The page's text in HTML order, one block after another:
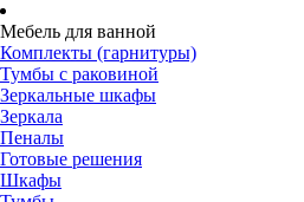
Мебель для ванной
Комплекты (гарнитуры)
Тумбы с раковиной
Зеркальные шкафы
Зеркала
Пеналы
Готовые решения
Шкафы